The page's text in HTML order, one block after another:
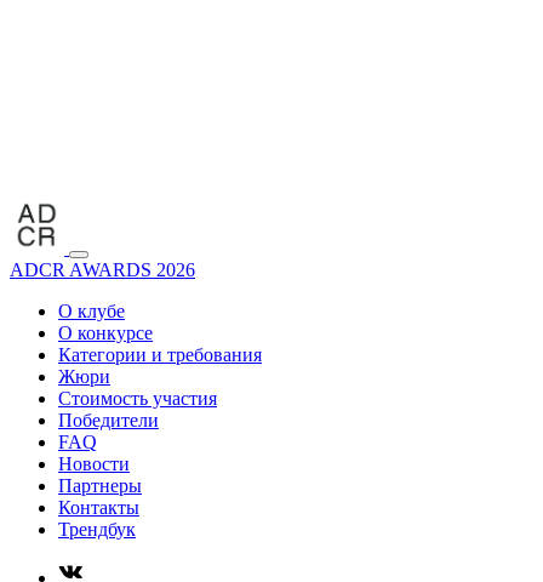
ADCR AWARDS 2026
О клубе
О конкурсе
Категории и требования
Жюри
Стоимость участия
Победители
FAQ
Новости
Партнеры
Контакты
Трендбук